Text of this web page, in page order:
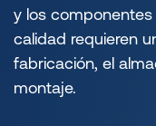
y los
calidad requieren
fabricación, el
montaje.